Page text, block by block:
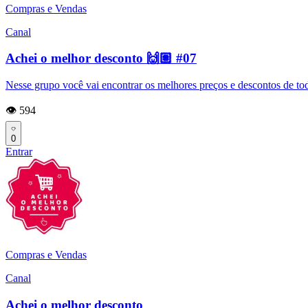
Compras e Vendas
Canal
Achei o melhor desconto 🙌🏽 #07
Nesse grupo você vai encontrar os melhores preços e descontos de
👁️ 594
0
Entrar
Compras e Vendas
Canal
Achei o melhor desconto